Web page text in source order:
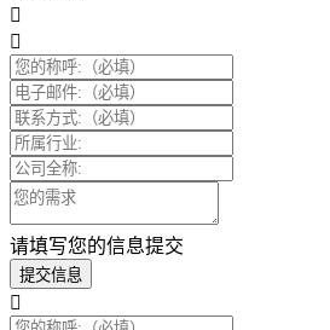
请填写您的信息提交
提交信息